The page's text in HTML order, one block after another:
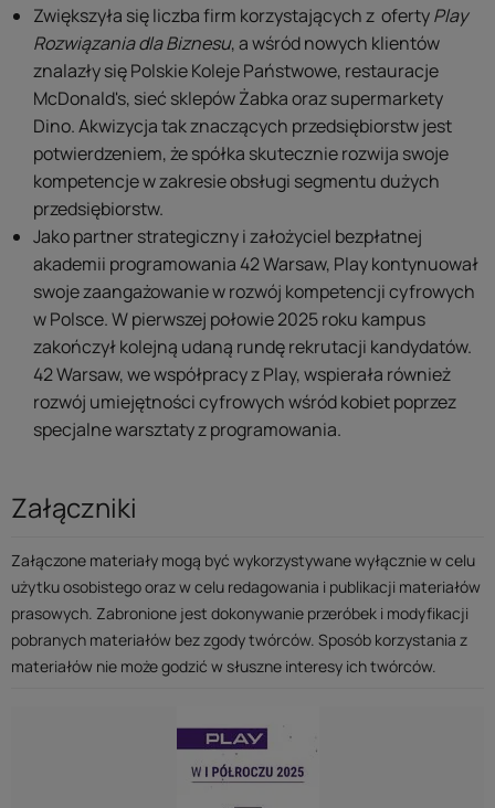
Zwiększyła się liczba firm korzystających z ofertyPlay
Rozwiązania dla Biznesu, a wśród nowych klientów
znalazły się Polskie Koleje Państwowe, restauracje
McDonald's, sieć sklepów Żabka oraz supermarkety
Dino. Akwizycja tak znaczących przedsiębiorstw jest
potwierdzeniem, że spółka skutecznie rozwija swoje
kompetencje w zakresie obsługi segmentu dużych
przedsiębiorstw.
Jako partner strategiczny i założyciel bezpłatnej
akademii programowania 42 Warsaw, Play kontynuował
swoje zaangażowanie w rozwój kompetencji cyfrowych
w Polsce. W pierwszej połowie 2025 roku kampus
zakończył kolejną udaną rundę rekrutacji kandydatów.
42 Warsaw, we współpracy z Play, wspierała również
rozwój umiejętności cyfrowych wśród kobiet poprzez
specjalne warsztaty z programowania.
Załączniki
Załączone materiały mogą być wykorzystywane wyłącznie w celu
użytku osobistego oraz w celu redagowania i publikacji materiałów
prasowych. Zabronione jest dokonywanie przeróbek i modyfikacji
pobranych materiałów bez zgody twórców. Sposób korzystania z
materiałów nie może godzić w słuszne interesy ich twórców.